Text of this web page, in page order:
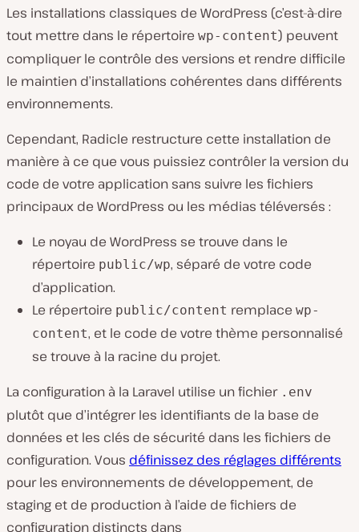
Les installations classiques de WordPress (c’est-à-dire
tout mettre dans le répertoire wp-content) peuvent
compliquer le contrôle des versions et rendre difficile
le maintien d’installations cohérentes dans différents
environnements.
Cependant, Radicle restructure cette installation de
manière à ce que vous puissiez contrôler la version du
code de votre application sans suivre les fichiers
principaux de WordPress ou les médias téléversés :
Le noyau de WordPress se trouve dans le
répertoire public/wp, séparé de votre code
d’application.
Le répertoire public/content remplace wp-
content, et le code de votre thème personnalisé
se trouve à la racine du projet.
La configuration à la Laravel utilise un fichier .env
plutôt que d’intégrer les identifiants de la base de
données et les clés de sécurité dans les fichiers de
configuration. Vous définissez des réglages différents
pour les environnements de développement, de
staging et de production à l’aide de fichiers de
configuration distincts dans